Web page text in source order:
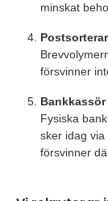
minskat
försvinner
Bankkassör
Fysiska
sker idag
försvinner